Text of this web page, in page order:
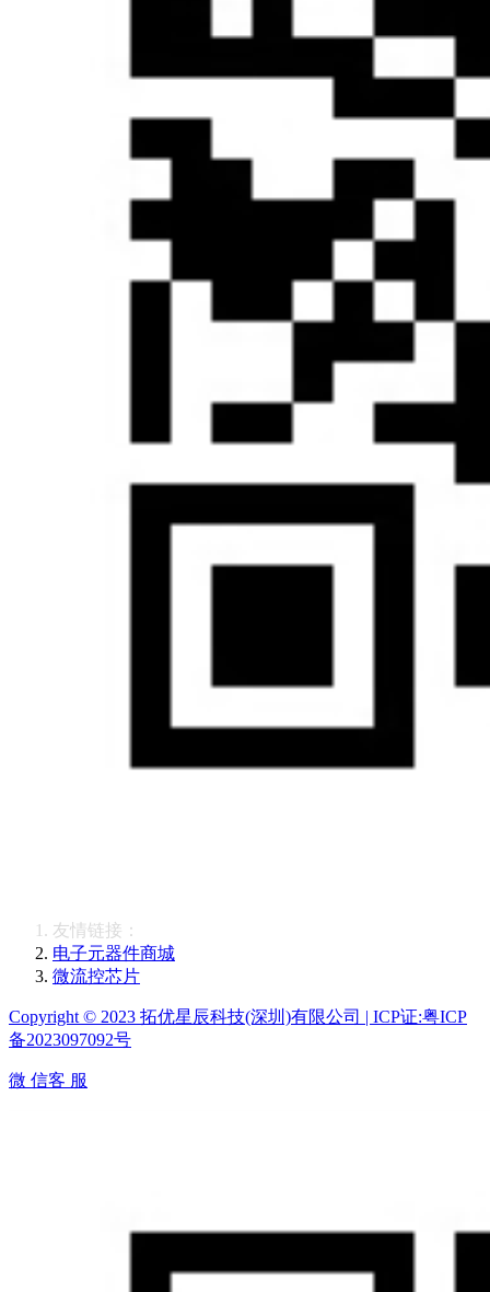
友情链接：
电子元器件商城
微流控芯片
Copyright © 2023 拓优星辰科技(深圳)有限公司 | ICP证:粤ICP
备2023097092号
微 信客 服